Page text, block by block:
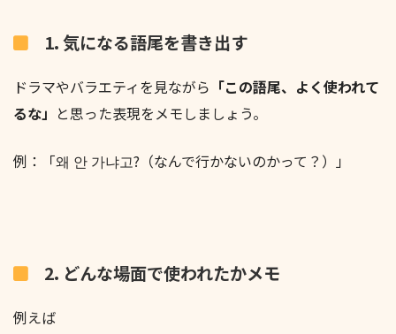
1. 気になる語尾を書き出す
ドラマやバラエティを見ながら 「この語尾、よく使われて
るな」 と思った表現をメモしましょう。
例：「왜 안 가냐고?（なんで行かないのかって？）」
2. どんな場面で使われたかメモ
例えば